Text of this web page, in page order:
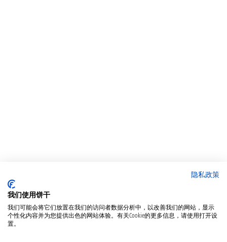
隐私政策
我们使用饼干
我们可能会将它们放置在我们的访问者数据分析中，以改善我们的网站，显示
个性化内容并为您提供出色的网站体验。有关Cookie的更多信息，请使用打开设
置。